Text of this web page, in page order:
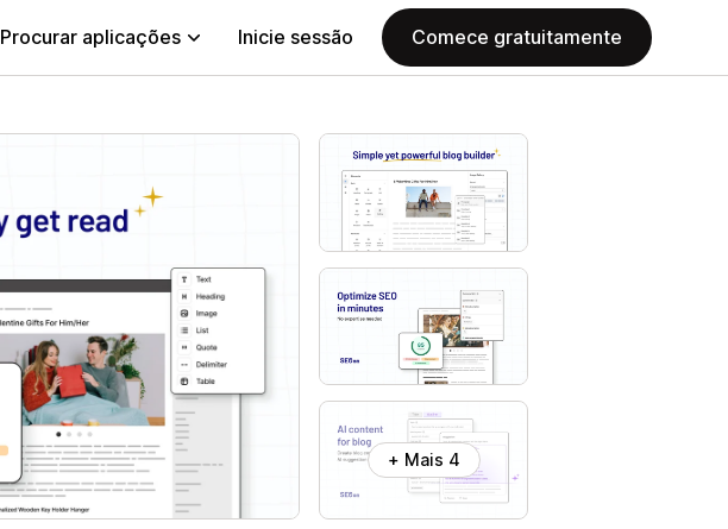
Procurar aplicações Inicie sessão Comece gratuitamente
+ Mais 4